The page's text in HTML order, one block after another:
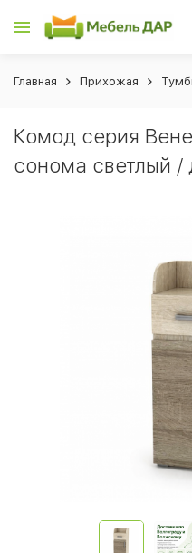
Главная Прихожая
Комод серия
сонома светлый